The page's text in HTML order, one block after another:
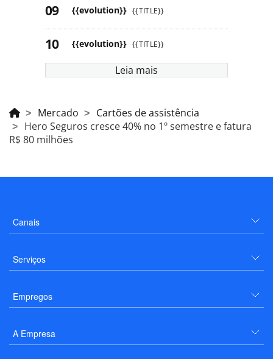
{{evolution}} {{TITLE}}
{{evolution}} {{TITLE}}
Leia mais
Mercado
Cartões de assistência
Hero Seguros cresce 40% no 1º semestre e fatura
R$ 80 milhões
Canais
Serviços
Empregos
A Empresa